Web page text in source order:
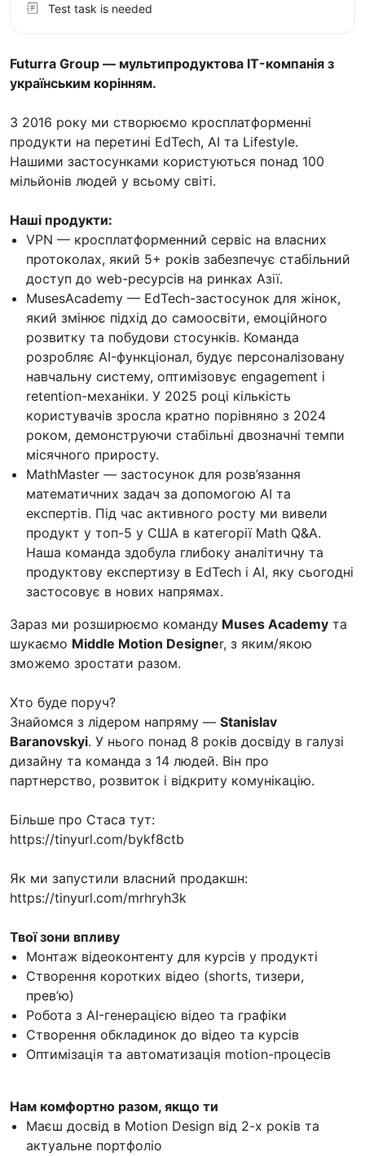
Futurra Group — мультипродуктова IT-компанія з
українським корінням.
З 2016 року ми створюємо кросплатформенні
продукти на перетині EdTech, AI та Lifestyle.
Нашими застосунками користуються понад 100
мільйонів людей у всьому світі.
Наші продукти:
VPN — кросплатформенний сервіс на власних
протоколах, який 5+ років забезпечує стабільний
доступ до web-ресурсів на ринках Азії.
MusesAcademy — EdTech-застосунок для жінок,
який змінює підхід до самоосвіти, емоційного
розвитку та побудови стосунків. Команда
розробляє AI-функціонал, будує персоналізовану
навчальну систему, оптимізовує engagement і
retention-механіки. У 2025 році кількість
користувачів зросла кратно порівняно з 2024
роком, демонструючи стабільні двозначні темпи
місячного приросту.
MathMaster — застосунок для розв’язання
математичних задач за допомогою AI та
експертів. Під час активного росту ми вивели
продукт у топ-5 у США в категорії Math Q&A.
Наша команда здобула глибоку аналітичну та
продуктову експертизу в EdTech і AI, яку сьогодні
застосовує в нових напрямах.
Зараз ми розширюємо команду Muses Academy та
шукаємо Middle Motion Designer, з яким/якою
зможемо зростати разом.
Хто буде поруч?
Знайомся з лідером напряму — Stanislav
Baranovskyi. У нього понад 8 років досвіду в галузі
дизайну та команда з 14 людей. Він про
партнерство, розвиток і відкриту комунікацію.
Більше про Стаса тут:
https://tinyurl.com/bykf8ctb
Як ми запустили власний продакшн:
https://tinyurl.com/mrhryh3k
Твої зони впливу
Монтаж відеоконтенту для курсів у продукті
Створення коротких відео (shorts, тизери,
прев’ю)
Робота з AI-генерацією відео та графіки
Створення обкладинок до відео та курсів
Оптимізація та автоматизація motion-процесів
Нам комфортно разом, якщо ти
Маєш досвід в Motion Design від 2-х років та
актуальне портфоліо
Test task is needed